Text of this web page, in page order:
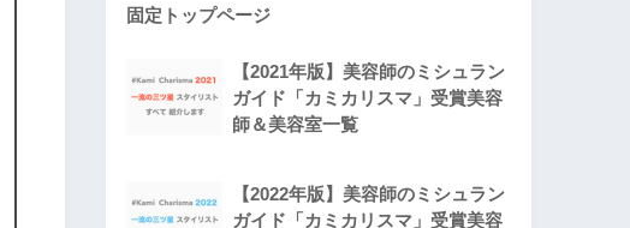
固定トップページ
【2021年版】美容師のミシュラン
ガイド「カミカリスマ」受賞美容
師＆美容室一覧
【2022年版】美容師のミシュラン
ガイド「カミカリスマ」受賞美容